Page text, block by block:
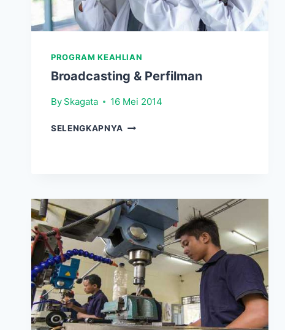
PROGRAM KEAHLIAN
Broadcasting & Perfilman
By Skagata 16 Mei 2014
SELENGKAPNYA BROADCASTING